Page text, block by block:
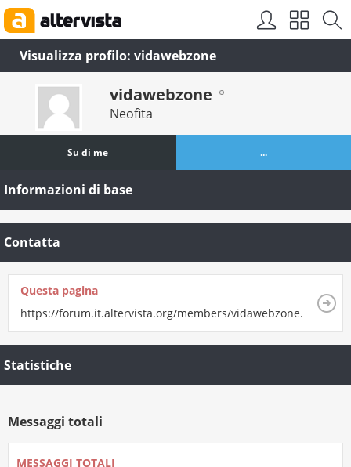
Visualizza profilo: vidawebzone
vidawebzone
Neofita
Su di me ...
Informazioni di base
Contatta
Questa pagina
https://forum.it.altervista.org/members/vidawebzone.html
Statistiche
Messaggi totali
MESSAGGI TOTALI